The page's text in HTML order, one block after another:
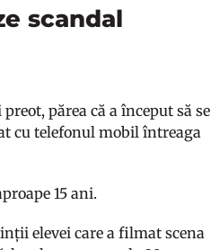
scandal
părea că a început să se
cu telefonul mobil întreaga
15 ani.
elevei care a filmat scena